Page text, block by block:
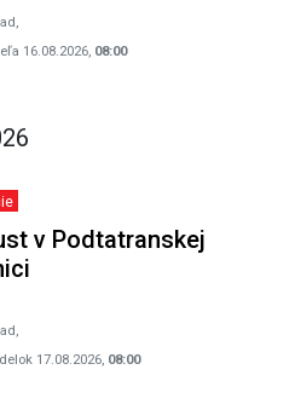
16.08.2026, 08:00
v Podtatranskej
17.08.2026, 08:00